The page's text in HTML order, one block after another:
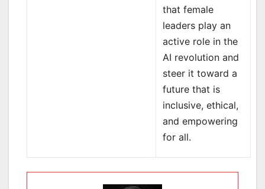
that female
leaders play an
active role in the
AI revolution and
steer it toward a
future that is
inclusive, ethical,
and empowering
for all.